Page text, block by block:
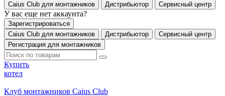
Caius Club для монтажников Дистрибьютор Сервисный центр
У вас еще нет аккаунта?
Зарегистрироваться
Caius Club для монтажников
Дистрибьютор
Сервисный центр
Регистрация для монтажников
Купить
котел
Клуб монтажников Caius Club